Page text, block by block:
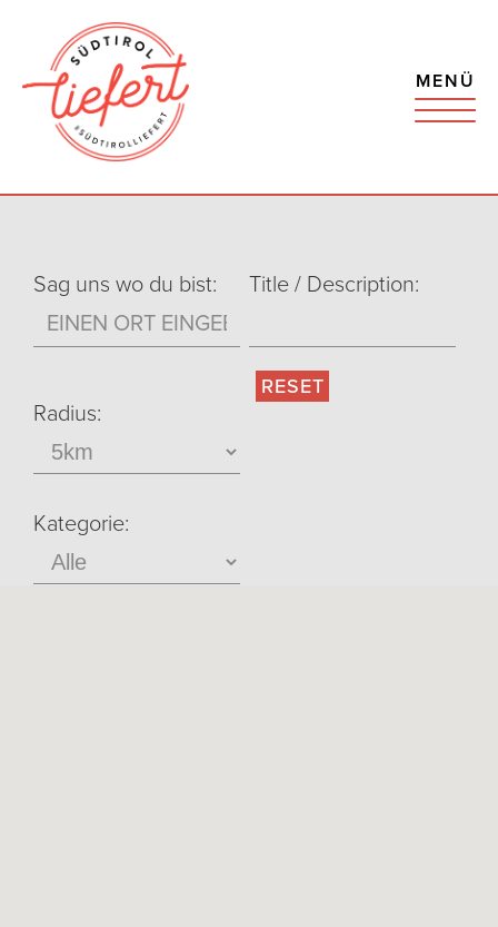
MENÜ
Sag uns wo du bist: Title / Description:
Radius:
Kategorie: